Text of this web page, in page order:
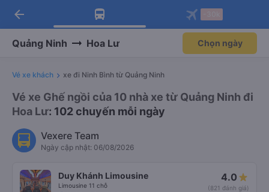
Tải app Vexere ngay!
Nhận ưu đãi thành viên độc
Mở app
Tải app Vexere
-30k/ghế khi đặt vé máy bay qua
Mở app
arrow_back
Quảng Ninh Hoa Lư Chọn ngày
Vé xe khách xe đi Ninh Bình từ Quảng Ninh
Vé xe Ghế ngồi của 10 nhà xe từ Quảng Ninh đi
Hoa Lư: 102 chuyến mỗi ngày
Vexere Team
Ngày cập nhật: 06/08/2026
Duy Khánh Limousine
Limousine 11 chỗ
4.0
(821 đánh giá)